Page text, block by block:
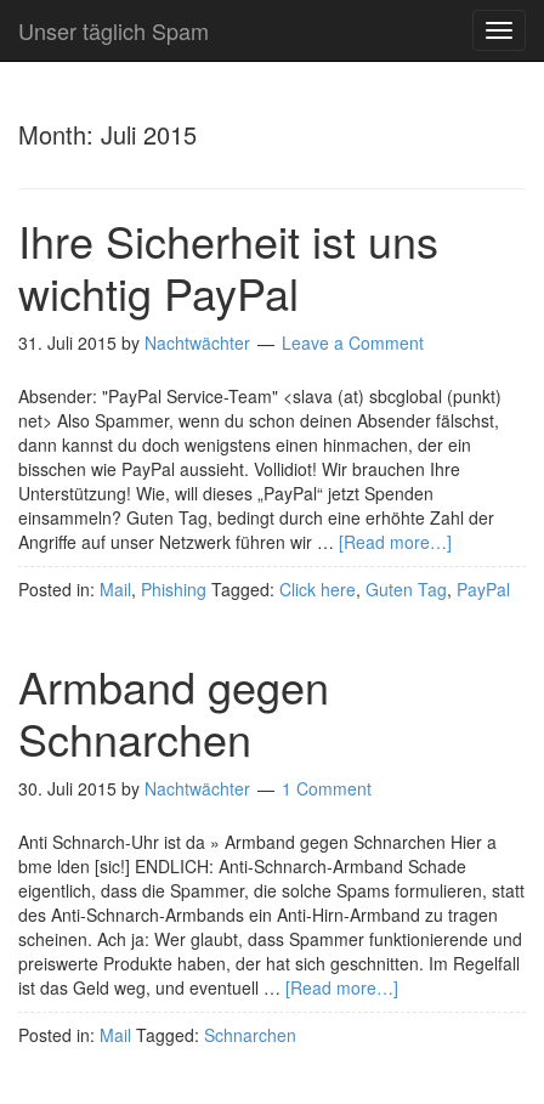
Unser täglich Spam
Month: Juli 2015
Ihre Sicherheit ist uns
wichtig PayPal
31. Juli 2015 by Nachtwächter Leave a Comment
Absender: "PayPal Service-Team" <slava (at) sbcglobal (punkt)
net> Also Spammer, wenn du schon deinen Absender fälschst,
dann kannst du doch wenigstens einen hinmachen, der ein
bisschen wie PayPal aussieht. Vollidiot! Wir brauchen Ihre
Unterstützung! Wie, will dieses „PayPal“ jetzt Spenden
einsammeln? Guten Tag, bedingt durch eine erhöhte Zahl der
Angriffe auf unser Netzwerk führen wir … [Read more…]
Posted in: Mail, Phishing Tagged: Click here, Guten Tag, PayPal
Armband gegen
Schnarchen
30. Juli 2015 by Nachtwächter 1 Comment
Anti Schnarch-Uhr ist da » Armband gegen Schnarchen Hier a
bme lden [sic!] ENDLICH: Anti-Schnarch-Armband Schade
eigentlich, dass die Spammer, die solche Spams formulieren, statt
des Anti-Schnarch-Armbands ein Anti-Hirn-Armband zu tragen
scheinen. Ach ja: Wer glaubt, dass Spammer funktionierende und
preiswerte Produkte haben, der hat sich geschnitten. Im Regelfall
ist das Geld weg, und eventuell … [Read more…]
Posted in: Mail Tagged: Schnarchen